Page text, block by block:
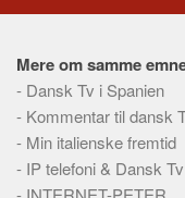
Statistik
Meta
Emner
Mere om samme
- Dansk Tv i Spanien
- Kommentar til dansk
- Min italienske fremtid
- IP telefoni & Dansk